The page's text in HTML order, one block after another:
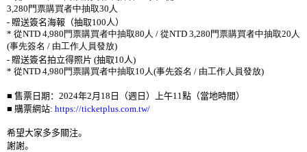
3,280 門票購買者中抽取30 人
- 贈送簽名海報（抽取100人）
* 從NTD 4,980 門票購買者中抽取80 人 / 從NTD 3,280 門票購買者中抽取20 人
(事先簽名 / 由工作人員發放)
- 贈送簽名拍立得照片 (抽取10人)
* 從NTD 4,980 門票購買者中抽取10 人(事先簽名 / 由工作人員發放)
■ 售票 日期： 2024年2月 18 日（週日）上午11點（當地時間）
■ 購票網站: https://ticketplus.com.tw/
希望大家多多關注。
謝謝。